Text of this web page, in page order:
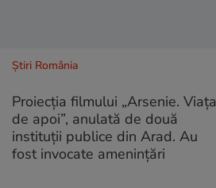
Știri România
Proiecția filmului „Arsenie. Viața
de apoi”, anulată de două
instituții publice din Arad. Au
fost invocate amenințări